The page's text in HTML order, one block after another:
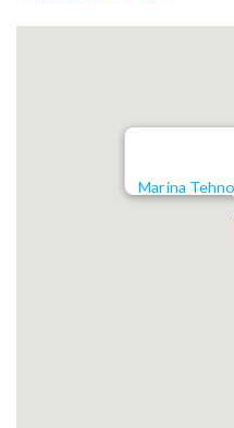
Marina